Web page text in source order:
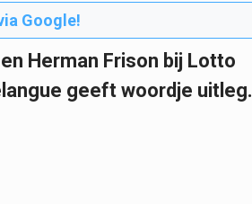
Google!
Herman Frison bij Lotto
geeft woordje uitleg.